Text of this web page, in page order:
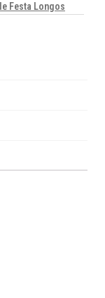
Festa Longos